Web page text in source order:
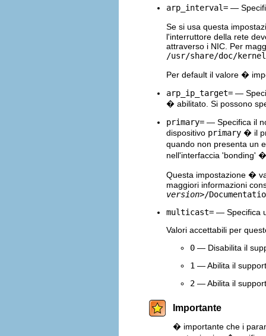
arp_interval= —
Se si usa questa
l'interruttore della rete
attraverso i NIC. Per
/usr/share/doc/
Per default il valore �
arp_ip_target= —
� abilitato. Si possono
primary= — Specifica il
dispositivo primary � il
quando non presenta un
nell'interfaccia 'bonding'
Questa impostazione �
maggiori informazioni
version>/
multicast= — Specifica
Valori accettabili per
0 — Disabilita il
1 — Abilita il
2 — Abilita il
Importante
� importante che i